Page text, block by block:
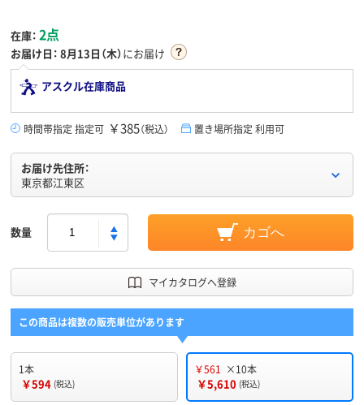
在庫： 2点
お届け日： 8月13日（木）にお届け
アスクル在庫商品
時間帯指定 指定可 ￥385（税込） 置き場所指定 利用可
お届け先住所：
東京都江東区
数量 カゴへ
マイカタログへ登録
この商品は複数の販売単位があります
1本
￥594 (税込)
￥561 ×10本
￥5,610 (税込)